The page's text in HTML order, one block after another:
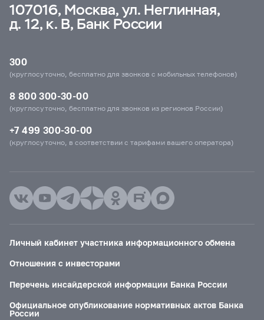
107016, Москва, ул. Неглинная,
д. 12, к. В, Банк России
300
(круглосуточно, бесплатно для звонков с мобильных телефонов)
8 800 300-30-00
(круглосуточно, бесплатно для звонков из регионов России)
+7 499 300-30-00
(круглосуточно, в соответствии с тарифами вашего оператора)
Личный кабинет участника информационного обмена
Отношения с инвесторами
Перечень инсайдерской информации Банка России
Официальное опубликование нормативных актов Банка
России